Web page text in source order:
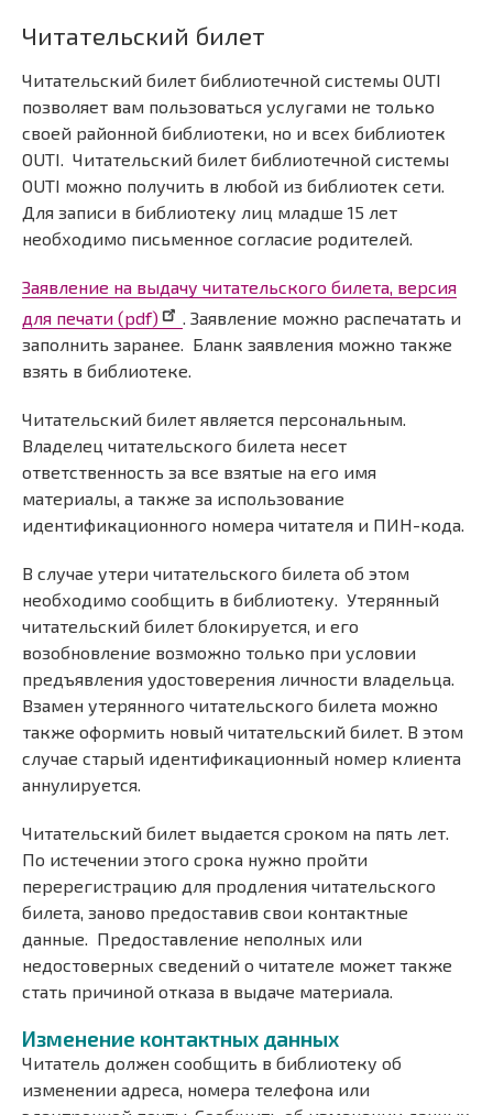
Читательский билет
Читательский билет библиотечной системы OUTI
позволяет вам пользоваться услугами не только
своей районной библиотеки, но и всех библиотек
OUTI. Читательский билет библиотечной системы
OUTI можно получить в любой из библиотек сети.
Для записи в библиотеку лиц младше 15 лет
необходимо письменное согласие родителей.
Заявление на выдачу читательского билета, версия
для печати (pdf)
. Заявление можно распечатать и
заполнить заранее. Бланк заявления можно также
взять в библиотеке.
Читательский билет является персональным.
Владелец читательского билета несет
ответственность за все взятые на его имя
материалы, а также за использование
идентификационного номера читателя и ПИН-кода.
В случае утери читательского билета об этом
необходимо сообщить в библиотеку. Утерянный
читательский билет блокируется, и его
возобновление возможно только при условии
предъявления удостоверения личности владельца.
Взамен утерянного читательского билета можно
также оформить новый читательский билет. В этом
случае старый идентификационный номер клиента
аннулируется.
Читательский билет выдается сроком на пять лет.
По истечении этого срока нужно пройти
перерегистрацию для продления читательского
билета, заново предоставив свои контактные
данные. Предоставление неполных или
недостоверных сведений о читателе может также
стать причиной отказа в выдаче материала.
Изменение контактных данных
Читатель должен сообщить в библиотеку об
изменении адреса, номера телефона или